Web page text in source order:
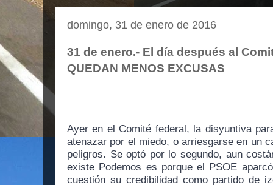
domingo, 31 de enero de 2016
31 de enero.- El día después al
QUEDAN MENOS EXCUSAS
Ayer en el Comité federal, la disyuntiva
atenazar por el miedo, o arriesgarse en un
peligros. Se optó por lo segundo, aun
existe Podemos es porque el PSOE
cuestión su credibilidad como partido de